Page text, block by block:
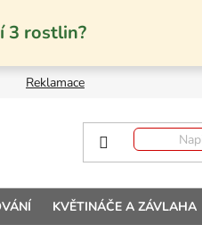
3 rostlin?
Reklamace
KVĚTINÁČE A ZÁVLAHA